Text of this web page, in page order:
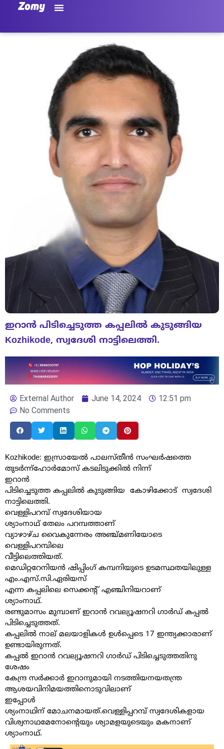
ഇറാൻ പിടിച്ചെടുത്ത കപ്പലിൽ കുടുങ്ങിയ
Kozhikode, സ്വദേശി നാട്ടിലെത്തി.
External Author June 14, 2024
12:51 pm
No Comments
Kozhikode: ഇസ്രായേൽ പാലസ്തീൻ സംഘർഷത്തെ
തുടർന്ന്ഹോർമോസ് കടലിടുക്കിൽ നിന്ന്
ഇറാൻ
പിടിച്ചെടുത്ത കപ്പലിൽ കുടുങ്ങിയ കോഴിക്കോട്സ്വദേശി
നാട്ടിലെത്തി.
വെള്ളിപറമ്പ് സ്വദേശിയായ
ശ്യാംനാഥ് തേലം പറമ്പത്താണ്
വ്യാഴാഴ്ച വൈകുന്നേരം അഞ്ച്മണിയോടെ
വെള്ളിപറമ്പിലെ
വീട്ടിലെത്തിയത്.
മെഡിറ്ററേനിയൻ ഷിപ്പിംഗ് കമ്പനിയുടെ ഉടമസ്ഥതയിലുള്ള
എം.എസ്.സി.ഏരിയസ്
എന്ന കപ്പലിലെ സെക്കൻ്റ് എഞ്ചിനിയറാണ്
ശ്യാംനാഥ്.
രണ്ടുമാസം മുമ്പാണ് ഇറാൻ റവല്യൂഷനറി ഗാർഡ് കപ്പൽ
പിടിച്ചെടുത്തത്.
കപ്പലിൽ നാല് മലയാളികൾ ഉൾപ്പെടെ 17 ഇന്ത്യക്കാരാണ്
ഉണ്ടായിരുന്നത്.
കപ്പൽ ഇറാൻ റവല്യൂഷനറി ഗാർഡ് പിടിച്ചെടുത്തതിനു
ശേഷം
കേന്ദ്ര സർക്കാർ ഇറാനുമായി നടത്തിയനയതന്ത്ര
ആശയവിനിമയത്തിനൊടുവിലാണ്
ഇപ്പോൾ
ശ്യംനാഥിന് മോചനമായത്.വെള്ളിപ്പറമ്പ് സ്വദേശികളായ
വിശ്വനാഥമേനോന്റെയും ശ്യാമളയുടെയും മകനാണ്
ശ്യാംനാഥ്.